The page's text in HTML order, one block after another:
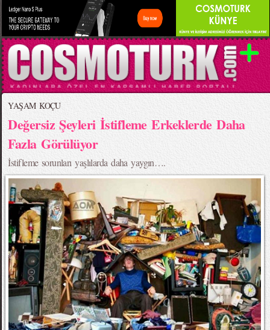
YAŞAM KOÇU
Değersiz Şeyleri İstifleme Erkeklerde Daha
Fazla Görülüyor
İstifleme sorunları yaşlılarda daha yaygın….